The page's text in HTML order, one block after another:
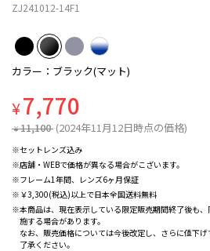
ZJ241012-14F1
カラー：ブラック(マット)
¥7,770
¥ 11,100 (2024年11月12日時点の価格)
※セットレンズ込み
※店舗・WEBで価格が異なる場合がこざいます。
※フレーム1年間、レンズ6ヶ月保証
※￥3,300(税込)以上で日本全国送料無料
※本商品は、現在表示している限定販売期間終了後も
施する場合があります。
なお、販売価格については今後改定し、さらに値下
了承ください。